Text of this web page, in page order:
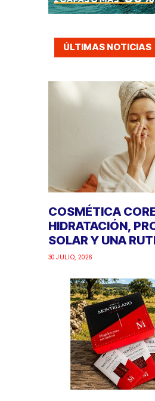
ÚLTIMAS NOTICIAS
COSMÉTICA
HIDRATACIÓN,
SOLAR Y UNA
30 JULIO, 2026